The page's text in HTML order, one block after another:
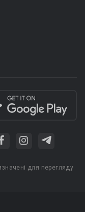
для перегляду